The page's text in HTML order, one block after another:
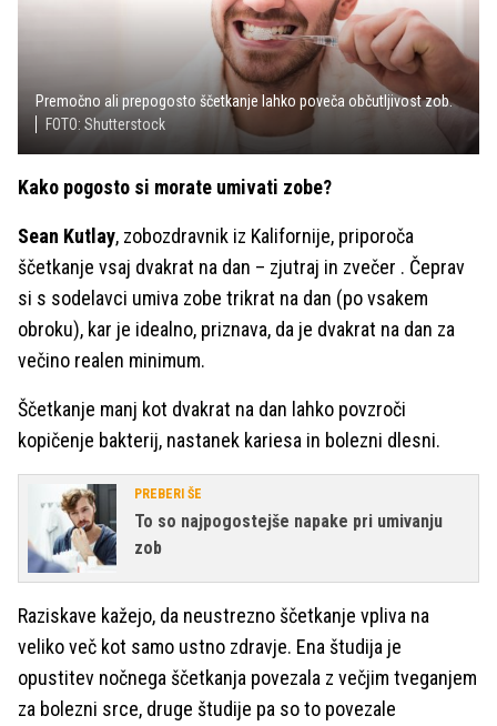
Premočno ali prepogosto ščetkanje lahko poveča občutljivost zob.
FOTO: Shutterstock
Kako pogosto si morate umivati zobe?
Sean Kutlay, zobozdravnik iz Kalifornije, priporoča
ščetkanje vsaj dvakrat na dan – zjutraj in zvečer . Čeprav
si s sodelavci umiva zobe trikrat na dan (po vsakem
obroku), kar je idealno, priznava, da je dvakrat na dan za
večino realen minimum.
Ščetkanje manj kot dvakrat na dan lahko povzroči
kopičenje bakterij, nastanek kariesa in bolezni dlesni.
PREBERI ŠE
To so najpogostejše napake pri umivanju
zob
Raziskave kažejo, da neustrezno ščetkanje vpliva na
veliko več kot samo ustno zdravje. Ena študija je
opustitev nočnega ščetkanja povezala z večjim tveganjem
za bolezni srce, druge študije pa so to povezale